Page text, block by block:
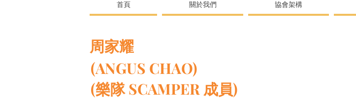
首頁 關於我們 協會架構
周家耀
(ANGUS CHAO)
(樂隊 SCAMPER 成員)